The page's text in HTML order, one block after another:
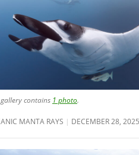
gallery contains 1 photo.
MANTA RAYS DECEMBER 28, 2025